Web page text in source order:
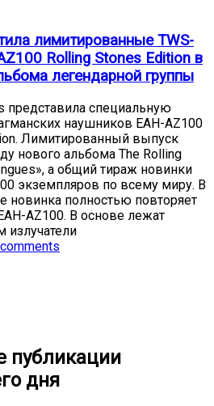
лимитированные TWS-
Rolling Stones Edition в
легендарной группы
представила специальную
наушников EAH-AZ100
Лимитированный выпуск
нового альбома The Rolling
а общий тираж новинки
экземпляров по всему миру. В
новинка полностью повторяет
AZ100. В основе лежат
публикации
дня